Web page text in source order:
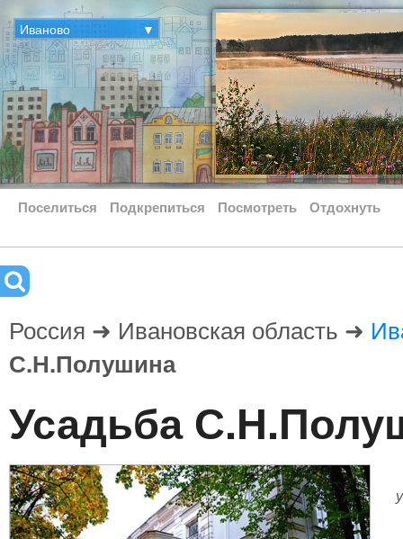
Иваново ▼
Поселиться Подкрепиться Посмотреть Отдохнуть
Россия ➜ Ивановская область ➜
С.Н.Полушина
Усадьба